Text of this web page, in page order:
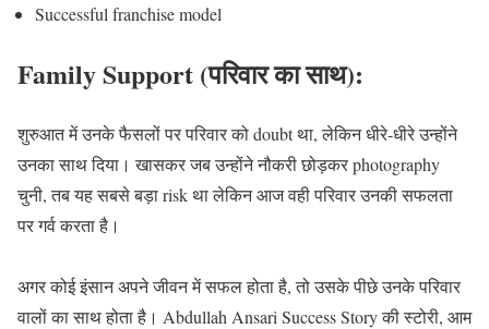
Successful franchise model
Family Support (परिवार का साथ):
शुरुआत में उनके फैसलों पर परिवार को doubt था, लेकिन धीरे-धीरे उन्होंने
उनका साथ दिया। खासकर जब उन्होंने नौकरी छोड़कर photography
चुनी, तब यह सबसे बड़ा risk था लेकिन आज वही परिवार उनकी सफलता
पर गर्व करता है।
अगर कोई इंसान अपने जीवन में सफल होता है, तो उसके पीछे उनके परिवार
वालों का साथ होता है। Abdullah Ansari Success Story की स्टोरी, आम